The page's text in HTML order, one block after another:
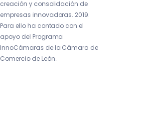
creación y consolidación de
empresas innovadoras. 2019.
Para ello ha contado con el
apoyo del Programa
InnoCámaras de la Cámara de
Comercio de León.